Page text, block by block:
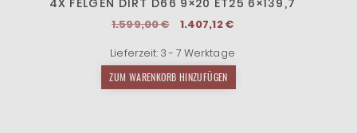
4X FELGEN DIRT D66 9×20 ET25 6×139,7
1.599,00€
Ursprünglicher
war:
1.599,00 €
1.407,12€Aktueller
ist:
Lieferzeit: 3 - 7 Werktage
ZUM WARENKORB HINZUFÜGEN